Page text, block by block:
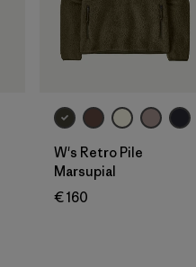
W's Retro Pile
Marsupial
€ 160